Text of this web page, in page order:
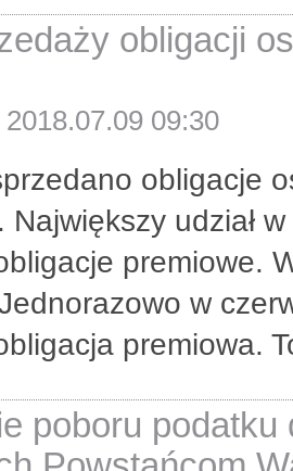
obligacji
2018.07.09 09:30
obligacje
Największy udział
premiowe.
w
premiowa.
poboru